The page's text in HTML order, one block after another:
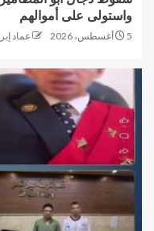
واستولى على أموالهم
5 أغسطس، 2026 عماد